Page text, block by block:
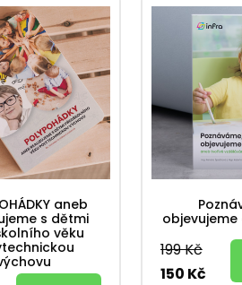
aneb
s dětmi
věku
199 Kč
150 Kč